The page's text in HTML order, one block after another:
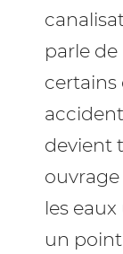
parle de
certains
devient
les
un